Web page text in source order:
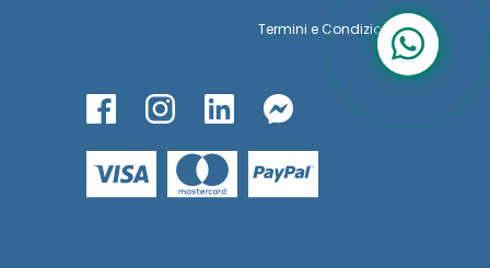
Termini e Condizioni